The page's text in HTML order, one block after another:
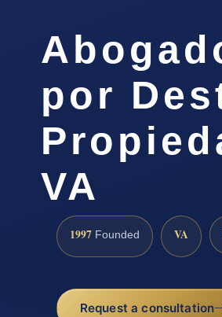
por
VA
1997 Founded VA
Request a consultation